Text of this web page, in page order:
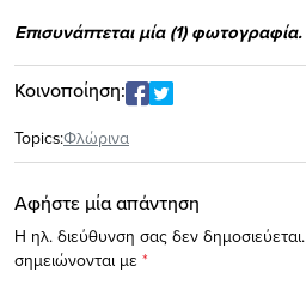
Επισυνάπτεται μία (1) φωτογραφία.
Κοινοποίηση:
Topics:Φλώρινα
Αφήστε μία απάντηση
Η ηλ. διεύθυνση σας δεν δημοσιεύεται.
σημειώνονται με *